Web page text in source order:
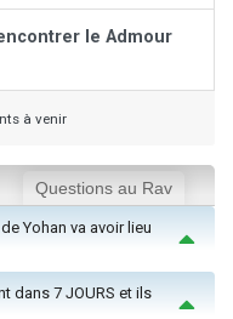
le Admour
à venir
Questions au Rav
Yohan va avoir lieu
dans 7 JOURS et ils